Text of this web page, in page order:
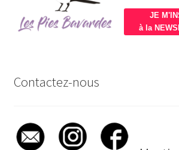
JE
à la
Contactez-nous